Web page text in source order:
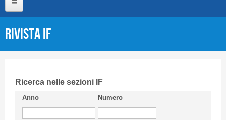
CIFI in breve
Linee Guida
Rivista IF
Ricerca nelle sezioni IF
Anno Numero